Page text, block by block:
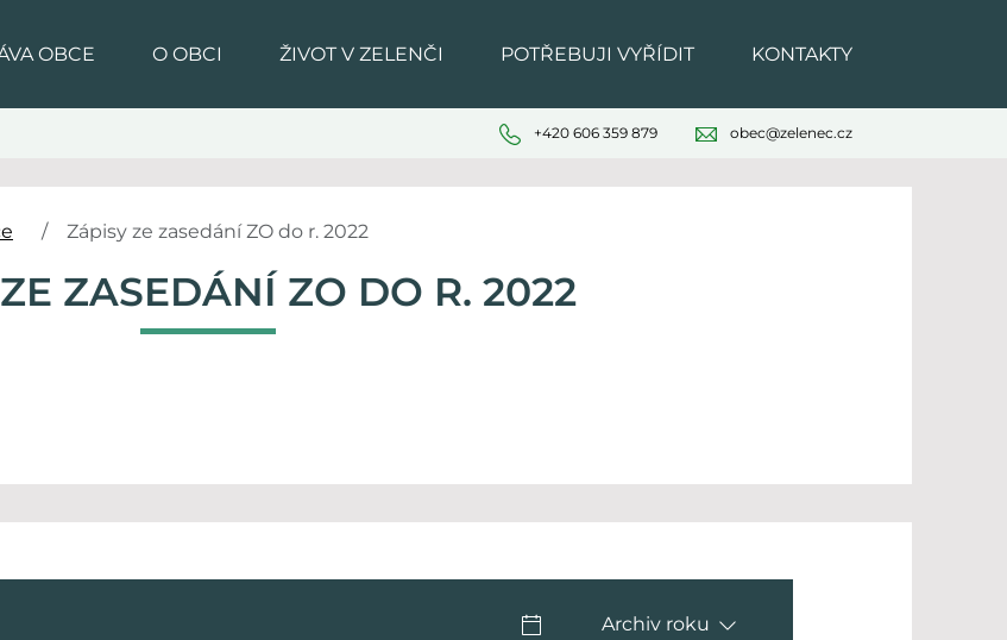
OBCE O OBCI ŽIVOT V ZELENČI POTŘEBUJI VYŘÍDIT KONTAKTY
+420 606 359 879 obec@zelenec.cz
Zápisy ze zasedání ZO do r. 2022
ZASEDÁNÍ ZO DO R. 2022
Archiv roku